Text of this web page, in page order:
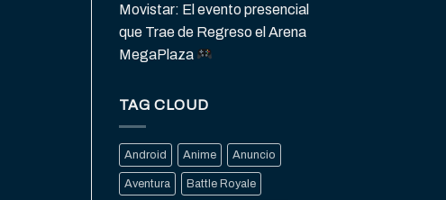
Movistar: El evento presencial
que Trae de Regreso el Arena
MegaPlaza
TAG CLOUD
Android Anime Anuncio
Aventura Battle Royale